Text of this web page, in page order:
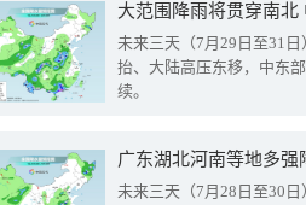
大范围降雨将贯穿南
未来三天（7月29日至31
抬、大陆高压东移，中东
续。
广东湖北河南等地多
未来三天（7月28日至30